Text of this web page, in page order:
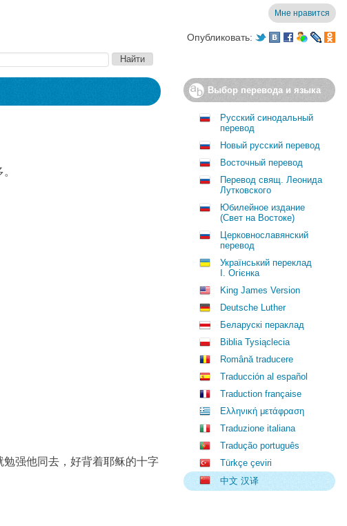
Мне нравится
Опубликовать:
强他同去，好背着耶稣的十字
Выбор перевода и языка
Русский синодальный
перевод
Новый русский перевод
Восточный перевод
Перевод свящ. Леонида
Лутковского
Юбилейное издание
(Свет на Востоке)
Церковнославянский
перевод
Український переклад
І. Огієнка
King James Version
Deutsche Luther
Беларускі пераклад
Biblia Tysiąclecia
Română traducere
Traducción al español
Traduction française
Ελληνική μετάφραση
Traduzione italiana
Tradução português
Türkçe çeviri
中文 汉译